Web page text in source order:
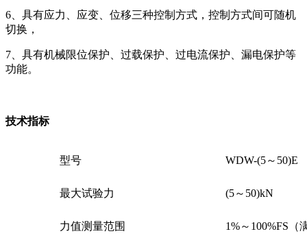
6、具有应力、应变、位移三种控制方式，控制方式间可随机
切换，
7、具有机械限位保护、过载保护、过电流保护、漏电保护等
功能。
技术指标
型号 WDW-(5～50)E
最大试验力 (5～50)kN
力值测量范围 1%～100%FS（